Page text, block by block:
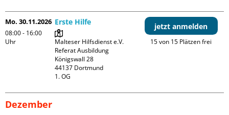
Mo. 30.11.2026
08:00 - 16:00
Uhr
Erste Hilfe
Malteser Hilfsdienst e.V.
Referat Ausbildung
Königswall 28
44137 Dortmund
1. OG
jetzt anmelden
15 von 15 Plätzen frei
Dezember